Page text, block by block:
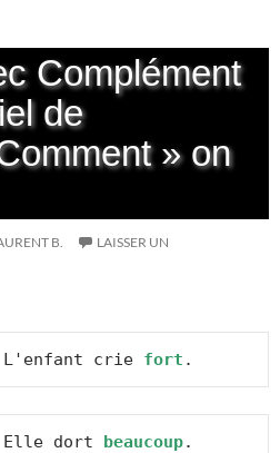
Complément
de
» on
B.
LAISSER UN
L'enfant crie fort .
Elle dort beaucoup.